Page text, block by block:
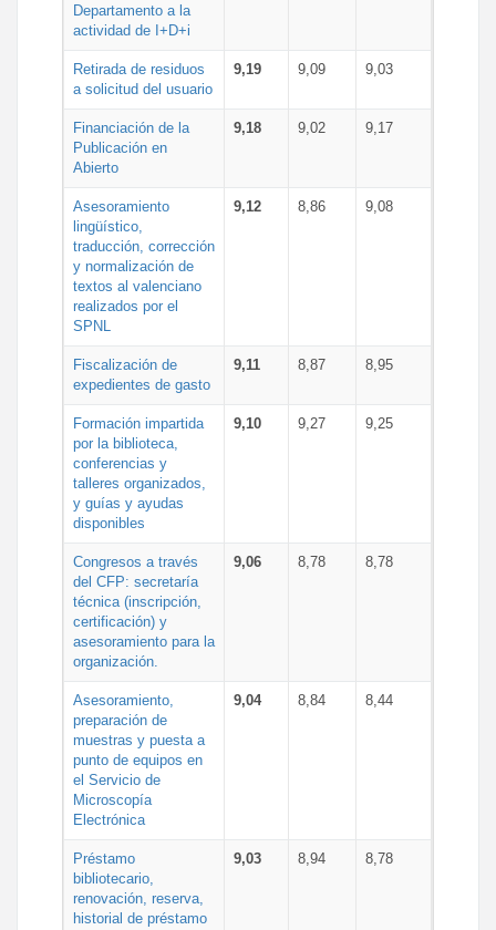
Departamento a la
actividad de I+D+i
Retirada de residuos
a solicitud del usuario
9,19 9,09 9,03
Financiación de la
Publicación en
Abierto
9,18 9,02 9,17
Asesoramiento
lingüístico,
traducción, corrección
y normalización de
textos al valenciano
realizados por el
SPNL
9,12 8,86 9,08
Fiscalización de
expedientes de gasto
9,11 8,87 8,95
Formación impartida
por la biblioteca,
conferencias y
talleres organizados,
y guías y ayudas
disponibles
9,10 9,27 9,25
Congresos a través
del CFP: secretaría
técnica (inscripción,
certificación) y
asesoramiento para la
organización.
9,06 8,78 8,78
Asesoramiento,
preparación de
muestras y puesta a
punto de equipos en
el Servicio de
Microscopía
Electrónica
9,04 8,84 8,44
Préstamo
bibliotecario,
renovación, reserva,
historial de préstamo
9,03 8,94 8,78